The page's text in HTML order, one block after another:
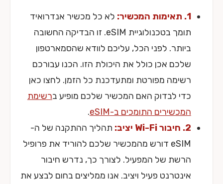
1. תאימות המכשיר:
לא כל מכשיר אנדרואיד
תומך בטכנולוגיית eSIM. זו הבדיקה החשובה
ביותר. לפני הכל, עליכם לוודא שהסמארטפון
שלכם אכן כולל את היכולת הזו. הכנו עבורכם
רשימה מפורטת ומתעדכנת כל הזמן. לחצו כאן
כדי לבדוק האם המכשיר שלכם מופיע ברשימת
המכשירים התומכים ב-eSIM
.
2. חיבור Wi-Fi יציב:
תהליך ההתקנה של ה-
eSIM דורש מהמכשיר שלכם להוריד את פרופיל
הרשת של המפעיל. לצורך כך, נדרש חיבור
אינטרנט פעיל ויציב. אנו ממליצים בחום לבצע את